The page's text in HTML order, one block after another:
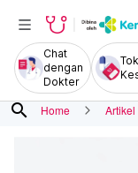
Chat
dengan
Dokter
search Home Artikel